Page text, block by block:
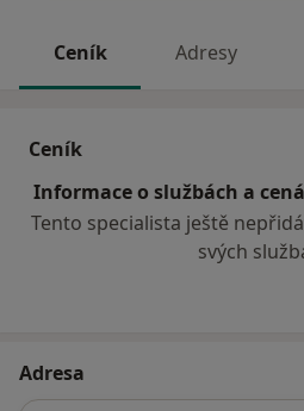
Ceník Adresy
Ceník
Informace o službách a
Tento specialista ještě
svých
Adresa